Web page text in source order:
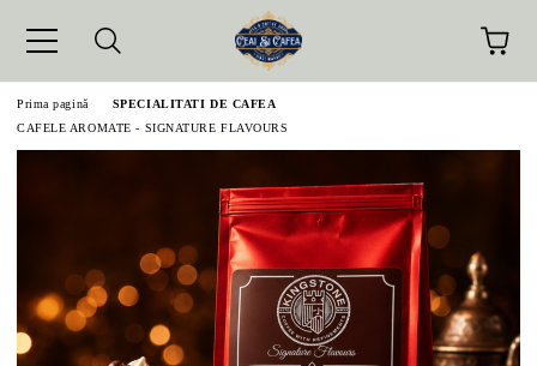
Prima pagină
SPECIALITATI DE CAFEA
CAFELE AROMATE - SIGNATURE FLAVOURS